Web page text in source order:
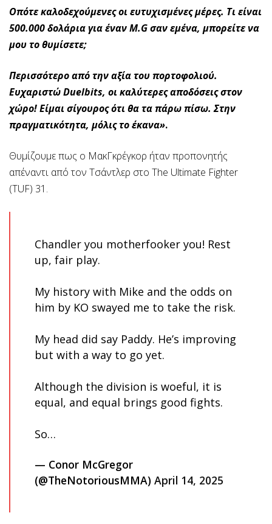
Οπότε καλοδεχούμενες οι ευτυχισμένες μέρες. Τι είναι
500.000 δολάρια για έναν M.G σαν εμένα, μπορείτε να
μου το θυμίσετε;
Περισσότερο από την αξία του πορτοφολιού.
Ευχαριστώ Duelbits, οι καλύτερες αποδόσεις στον
χώρο! Είμαι σίγουρος ότι θα τα πάρω πίσω. Στην
πραγματικότητα, μόλις το έκανα».
Θυμίζουμε πως ο ΜακΓκρέγκορ ήταν προπονητής
απέναντι από τον Τσάντλερ στο The Ultimate Fighter
(TUF) 31.
Chandler you motherfooker you! Rest
up, fair play.
My history with Mike and the odds on
him by KO swayed me to take the risk.
My head did say Paddy. He’s improving
but with a way to go yet.
Although the division is woeful, it is
equal, and equal brings good fights.
So…
— Conor McGregor
(@TheNotoriousMMA) April 14, 2025